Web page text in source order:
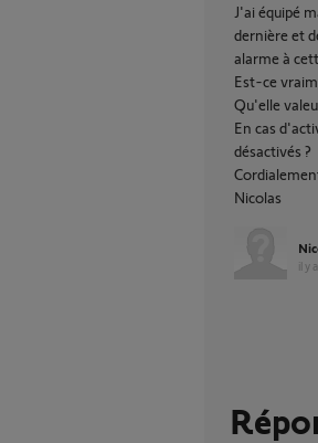
J'ai équipé
dernière et
alarme à
Est-ce
Qu'elle
En cas
désactivés ?
Nicolas
il